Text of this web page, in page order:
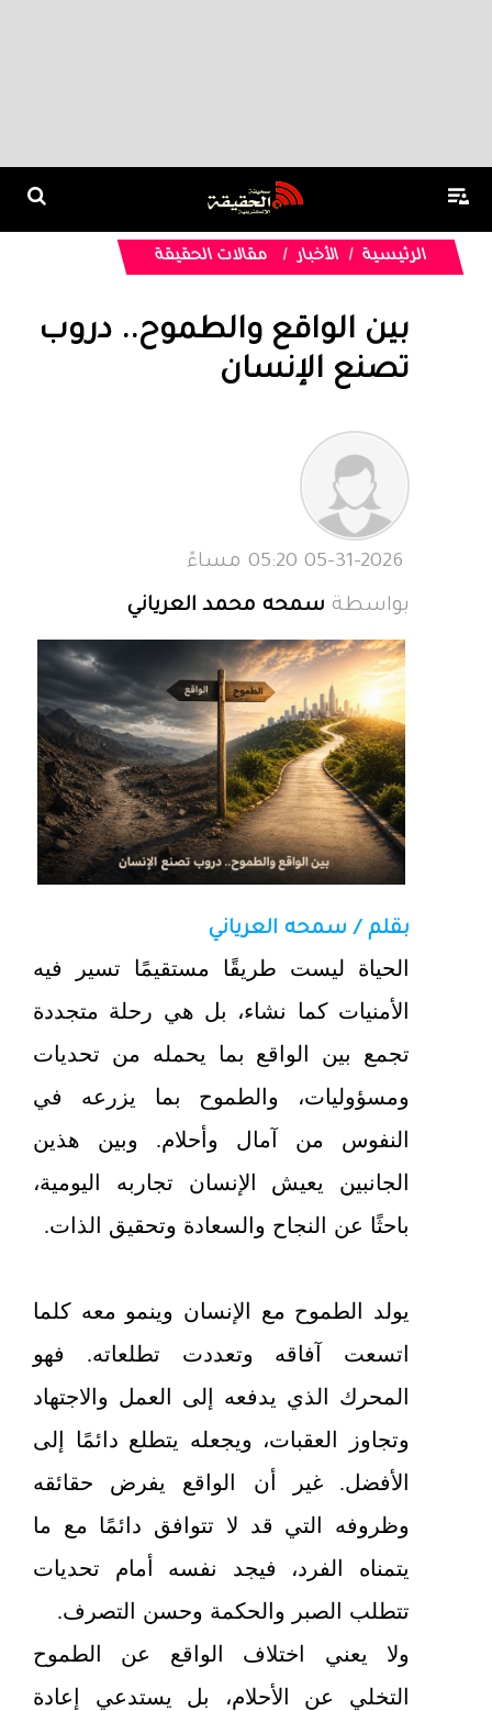
الرئيسية الأخبار مقالات الحقيقة
بين الواقع والطموح.. دروب
تصنع الإنسان
بواسطة سمحه محمد العرياني
بقلم / سمحه العرياني
الحياة ليست طريقًا مستقيمًا تسير فيه
الأمنيات كما نشاء، بل هي رحلة متجددة
تجمع بين الواقع بما يحمله من تحديات
ومسؤوليات، والطموح بما يزرعه في
النفوس من آمال وأحلام. وبين هذين
الجانبين يعيش الإنسان تجاربه اليومية،
باحثًا عن النجاح والسعادة وتحقيق الذات.
يولد الطموح مع الإنسان وينمو معه كلما
اتسعت آفاقه وتعددت تطلعاته. فهو
المحرك الذي يدفعه إلى العمل والاجتهاد
وتجاوز العقبات، ويجعله يتطلع دائمًا إلى
الأفضل. غير أن الواقع يفرض حقائقه
وظروفه التي قد لا تتوافق دائمًا مع ما
يتمناه الفرد، فيجد نفسه أمام تحديات
تتطلب الصبر والحكمة وحسن التصرف.
ولا يعني اختلاف الواقع عن الطموح
التخلي عن الأحلام، بل يستدعي إعادة